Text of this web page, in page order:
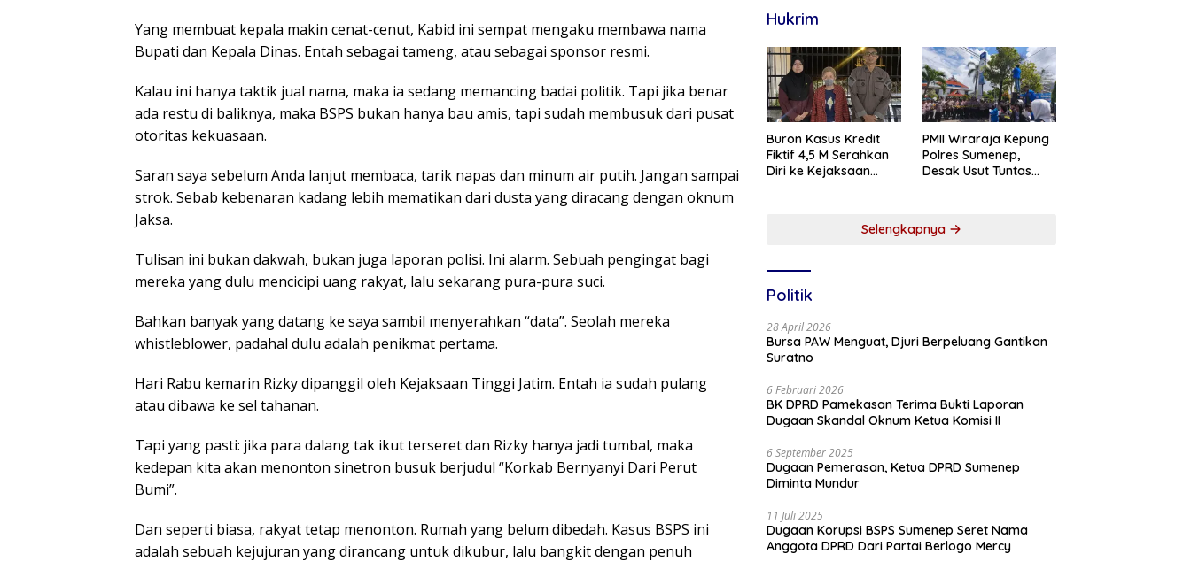
Yang membuat kepala makin cenat-cenut, Kabid ini sempat mengaku membawa nama
Bupati dan Kepala Dinas. Entah sebagai tameng, atau sebagai sponsor resmi.
Kalau ini hanya taktik jual nama, maka ia sedang memancing badai politik. Tapi jika benar
ada restu di baliknya, maka BSPS bukan hanya bau amis, tapi sudah membusuk dari pusat
otoritas kekuasaan.
Saran saya sebelum Anda lanjut membaca, tarik napas dan minum air putih. Jangan sampai
strok. Sebab kebenaran kadang lebih mematikan dari dusta yang diracang dengan oknum
Jaksa.
Tulisan ini bukan dakwah, bukan juga laporan polisi. Ini alarm. Sebuah pengingat bagi
mereka yang dulu mencicipi uang rakyat, lalu sekarang pura-pura suci.
Bahkan banyak yang datang ke saya sambil menyerahkan “data”. Seolah mereka
whistleblower, padahal dulu adalah penikmat pertama.
Hari Rabu kemarin Rizky dipanggil oleh Kejaksaan Tinggi Jatim. Entah ia sudah pulang
atau dibawa ke sel tahanan.
Tapi yang pasti: jika para dalang tak ikut terseret dan Rizky hanya jadi tumbal, maka
kedepan kita akan menonton sinetron busuk berjudul “Korkab Bernyanyi Dari Perut
Bumi”.
Dan seperti biasa, rakyat tetap menonton. Rumah yang belum dibedah. Kasus BSPS ini
adalah sebuah kejujuran yang dirancang untuk dikubur, lalu bangkit dengan penuh
Hukrim
Buron Kasus Kredit
Fiktif 4,5 M Serahkan
Diri ke Kejaksaan
PMII Wiraraja Kepung
Polres Sumenep,
Desak Usut Tuntas
Selengkapnya
Politik
28 April 2026
Bursa PAW Menguat, Djuri Berpeluang Gantikan
Suratno
6 Februari 2026
BK DPRD Pamekasan Terima Bukti Laporan
Dugaan Skandal Oknum Ketua Komisi II
6 September 2025
Dugaan Pemerasan, Ketua DPRD Sumenep
Diminta Mundur
11 Juli 2025
Dugaan Korupsi BSPS Sumenep Seret Nama
Anggota DPRD Dari Partai Berlogo Mercy